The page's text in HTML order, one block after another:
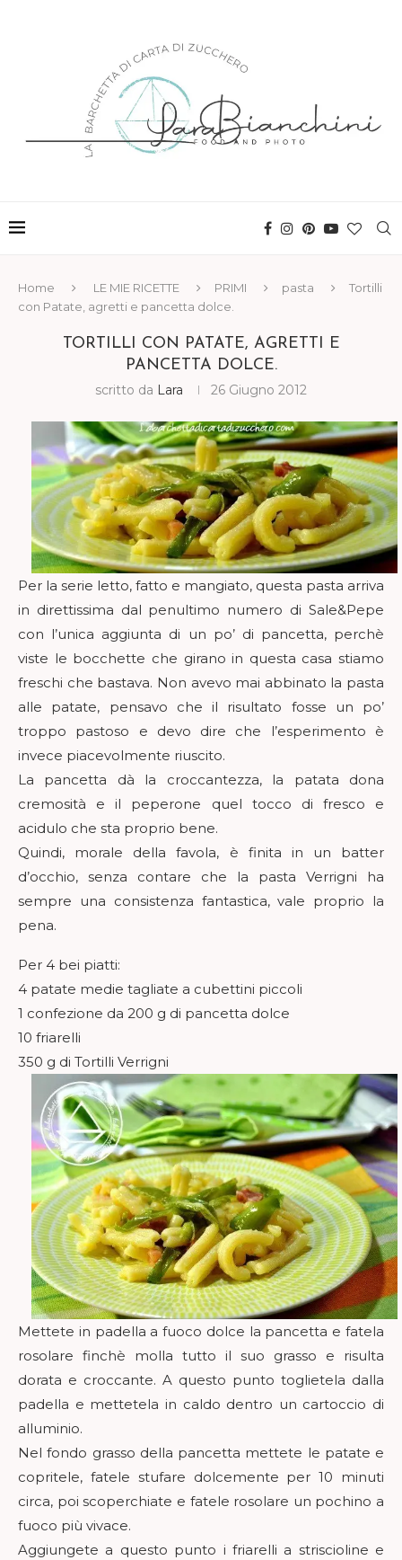
Home LE MIE RICETTE PRIMI pasta
Tortilli
con Patate, agretti e pancetta dolce.
TORTILLI CON PATATE, AGRETTI E
PANCETTA DOLCE.
scritto da Lara 26 Giugno 2012
Per la serie letto, fatto e mangiato, questa pasta arriva
in direttissima dal penultimo numero di Sale&Pepe
con l’unica aggiunta di un po’ di pancetta, perchè
viste le bocchette che girano in questa casa stiamo
freschi che bastava. Non avevo mai abbinato la pasta
alle patate, pensavo che il risultato fosse un po’
troppo pastoso e devo dire che l’esperimento è
invece piacevolmente riuscito.
La pancetta dà la croccantezza, la patata dona
cremosità e il peperone quel tocco di fresco e
acidulo che sta proprio bene.
Quindi, morale della favola, è finita in un batter
d’occhio, senza contare che la pasta Verrigni ha
sempre una consistenza fantastica, vale proprio la
pena.
Per 4 bei piatti:
4 patate medie tagliate a cubettini piccoli
1 confezione da 200 g di pancetta dolce
10 friarelli
350 g di Tortilli Verrigni
Mettete in padella a fuoco dolce la pancetta e fatela
rosolare finchè molla tutto il suo grasso e risulta
dorata e croccante. A questo punto toglietela dalla
padella e mettetela in caldo dentro un cartoccio di
alluminio.
Nel fondo grasso della pancetta mettete le patate e
copritele, fatele stufare dolcemente per 10 minuti
circa, poi scoperchiate e fatele rosolare un pochino a
fuoco più vivace.
Aggiungete a questo punto i friarelli a striscioline e